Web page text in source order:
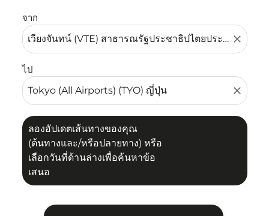
จาก
close
ไป
close
ลองอัปเดตเส้นทางของคุณ
(ต้นทางและ/หรือปลายทาง) หรือ
เลือกวันที่ด้านล่างเพื่อค้นหาข้อ
เสนอ